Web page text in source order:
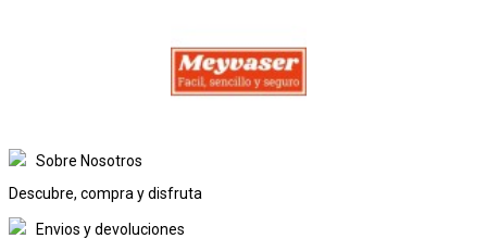
Sobre Nosotros
Descubre, compra y disfruta
Envios y devoluciones